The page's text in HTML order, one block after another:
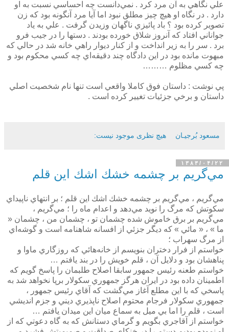
علي نگاهي به آن مرد كرد . نمي‌دانست چه احساسي نسبت به او
دارد . در نگاه او هيچ چيز مطلق نبود اما آيا مرد آنگونه بود كه زن
تصوير كرده بود ؟ باد پائيزي ناگهان وزيدن گرفت . علي به ياد
جواناني افتاد كه آنروز شلاق خورده بودند . دستها را در جيب فرو
برد . سر را به زير انداخت و از كنار ديوار راهي خانه شد در حالي كه
مبهوت مانده بود در اين دادگاه چند دقيقه‌اي چه كسي محكوم بود و
چه كسي مظلوم ………
پي نوشت :‌ داستان فوق كاملا واقعي است تنها نام شخصيت اصلي
داستان و برخي جزئيات تغيير كرده است .
مسعود بُرجيـان هیچ نظری موجود نیست:
۱۳۸۳/۰۴/۲۲
مي‌گريم بر چشمه خشك اشك اين قلم
مي‌گريم ،‌ مي‌گريم بر چشمه خشك اشك اين قلم ؛ بر انتهاي ناپيداي
سكوتش كه مرگ را نويد مي‌دهد و اعدام ماه را ؛ مي‌گريم ،
مي‌گريم بر برق خاموش شده چشمان تو ، چشمان من ، چشمان «
ما » ، « مائي » كه ديگر جزئي از افسانه شاهنامه است و گوشه‌اي
از مرگ سهراب ؛
خواستم از فرار دختران بنويسم از خانه‌هائي كه روزگاري ماوا و
پناهشان بود و دلايل آن ،‌ قلم خويش را در بند يافتم …
خواستم طعنه رئيس جمهور سابقا اصلاح طلبمان را پاسخ گويم كه
اطمينان داده بود در ايران هرگز جمهوري سكولار برپا نخواهد شد به
پاسخي كه با اين مطلع آغاز مي‌گشت كه آقاي رئيس جمهور ،
جمهوري سكولار فرجام محتوم اصلاح ناپذيري ديني و جزم انديشي
است ، قلم را اما بي ميل به سماع ميان اين ميدان يافتم …
خواستم از آقاجري بگويم و گرماي دستانش كه به گاه دعوتي كه از